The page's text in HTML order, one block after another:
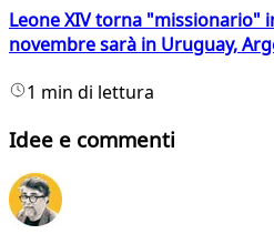
Leone XIV torna "missionario"
novembre sarà in Uruguay,
1 min di lettura
Idee e commenti